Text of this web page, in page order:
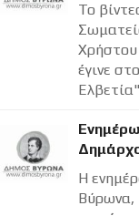
Το
έγινε
Η
Βύρωνα,